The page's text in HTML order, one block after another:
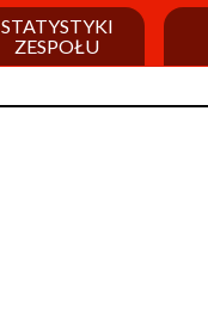
STATYSTYKI
ZESPOŁU